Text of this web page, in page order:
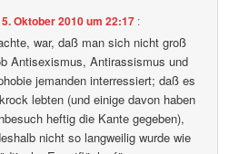
5. Oktober 2010 um 22:17 :
war, daß man sich nicht groß
Antisexismus, Antirassismus und
jemanden interressiert; daß es
lebten (und einige davon haben
heftig die Kante gegeben),
nicht so langweilig wurde wie